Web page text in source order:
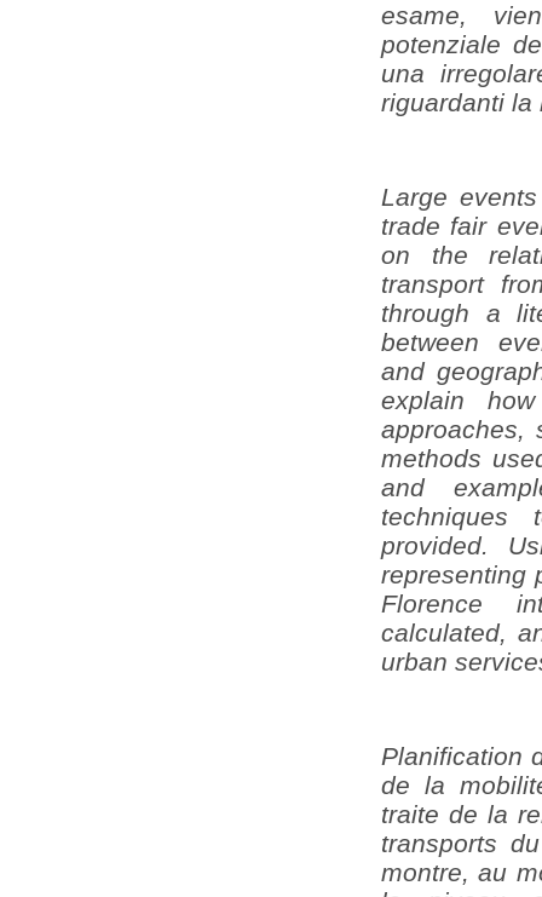
esame,
potenziale
una
riguardanti la
Large
trade fair
on the
transport
through a
between
and
explain
approaches,
methods
and
provided.
representing
Florence
calculated,
urban
Planification
de la
traite de la
transports
montre, au